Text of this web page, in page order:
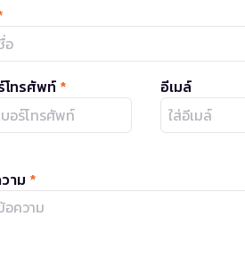
โทรศัพท์ * อีเมล์
าม *